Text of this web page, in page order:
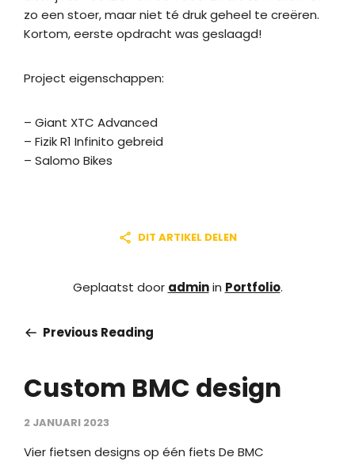
zo een stoer, maar niet té druk geheel te creëren.
Kortom, eerste opdracht was geslaagd!
Project eigenschappen:
– Giant XTC Advanced
– Fizik R1 Infinito gebreid
– Salomo Bikes
DIT ARTIKEL DELEN
Geplaatst door adminin Portfolio.
Previous Reading
Custom BMC design
2 JANUARI 2023
Vier fietsen designs op één fiets De BMC